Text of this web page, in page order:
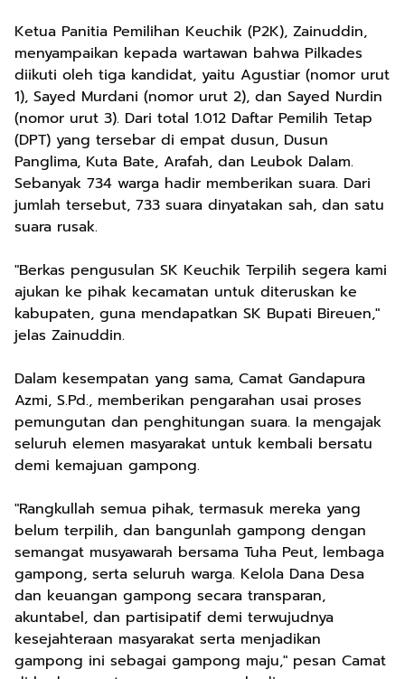
Ketua Panitia Pemilihan Keuchik (P2K), Zainuddin,
menyampaikan kepada wartawan bahwa Pilkades
diikuti oleh tiga kandidat, yaitu Agustiar (nomor urut
1), Sayed Murdani (nomor urut 2), dan Sayed Nurdin
(nomor urut 3). Dari total 1.012 Daftar Pemilih Tetap
(DPT) yang tersebar di empat dusun, Dusun
Panglima, Kuta Bate, Arafah, dan Leubok Dalam.
Sebanyak 734 warga hadir memberikan suara. Dari
jumlah tersebut, 733 suara dinyatakan sah, dan satu
suara rusak.
"Berkas pengusulan SK Keuchik Terpilih segera kami
ajukan ke pihak kecamatan untuk diteruskan ke
kabupaten, guna mendapatkan SK Bupati Bireuen,"
jelas Zainuddin.
Dalam kesempatan yang sama, Camat Gandapura
Azmi, S.Pd., memberikan pengarahan usai proses
pemungutan dan penghitungan suara. Ia mengajak
seluruh elemen masyarakat untuk kembali bersatu
demi kemajuan gampong.
"Rangkullah semua pihak, termasuk mereka yang
belum terpilih, dan bangunlah gampong dengan
semangat musyawarah bersama Tuha Peut, lembaga
gampong, serta seluruh warga. Kelola Dana Desa
dan keuangan gampong secara transparan,
akuntabel, dan partisipatif demi terwujudnya
kesejahteraan masyarakat serta menjadikan
gampong ini sebagai gampong maju," pesan Camat